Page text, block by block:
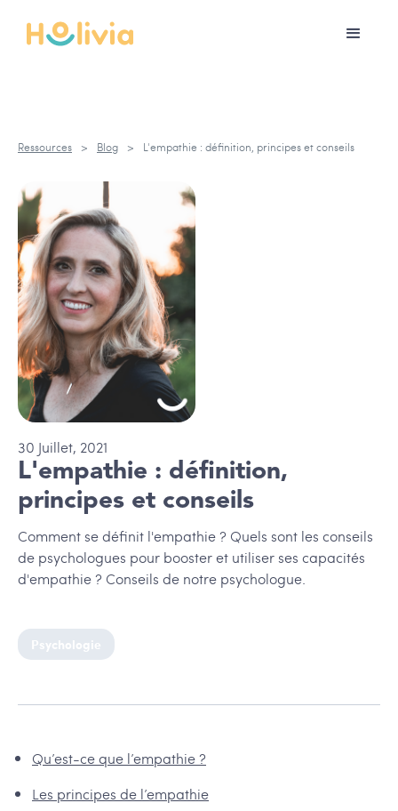
Ressources > Blog > L'empathie : définition, principes et conseils
30 Juillet, 2021
L'empathie : définition,
principes et conseils
Comment se définit l'empathie ? Quels sont les conseils
de psychologues pour booster et utiliser ses capacités
d'empathie ? Conseils de notre psychologue.
Psychologie
Qu’est-ce que l’empathie ?
Les principes de l’empathie